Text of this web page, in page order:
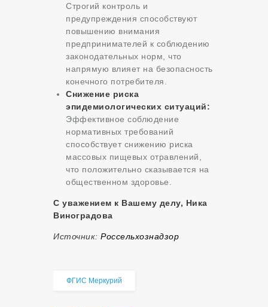
Строгий контроль и
предупреждения способствуют
повышению внимания
предпринимателей к соблюдению
законодательных норм, что
напрямую влияет на безопасность
конечного потребителя.
Снижение риска
эпидемиологических ситуаций:
Эффективное соблюдение
нормативных требований
способствует снижению риска
массовых пищевых отравлений,
что положительно сказывается на
общественном здоровье.
С уважением к Вашему делу, Ника
Виноградова
Источник: Россельхознадзор
ФГИС Меркурий